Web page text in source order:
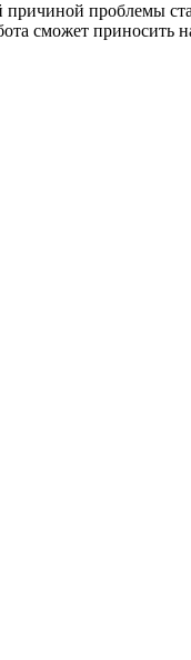
проблемы
сможет приносить